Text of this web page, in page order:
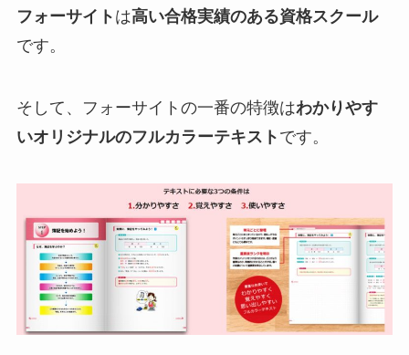
フォーサイト は高い合格実績のある資格スクール
です。
そして、フォーサイトの一番の特徴はわかりやす
いオリジナルのフルカラーテキスト です。